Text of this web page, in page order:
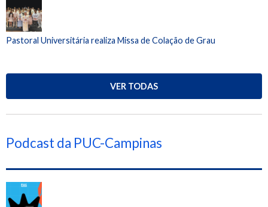
Pastoral Universitária realiza Missa de Colação de Grau
VER TODAS
Podcast da PUC-Campinas